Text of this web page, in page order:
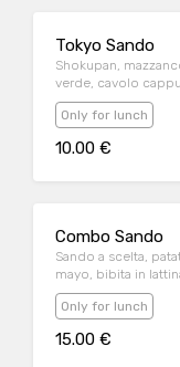
Tokyo Sando
Shokupan,
verde, cavolo
mayo all’aneto
Only for lunch
10.00 €
Combo Sando
Sando a scelta,
mayo, bibita in
Only for lunch
15.00 €